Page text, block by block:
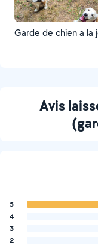
Garde de chien a la
Avis
5
4
3
2